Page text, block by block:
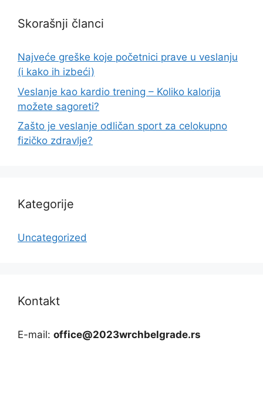
Skorašnji članci
Najveće greške koje početnici prave u veslanju
(i kako ih izbeći)
Veslanje kao kardio trening – Koliko kalorija
možete sagoreti?
Zašto je veslanje odličan sport za celokupno
fizičko zdravlje?
Kategorije
Uncategorized
Kontakt
E-mail: office@2023wrchbelgrade.rs